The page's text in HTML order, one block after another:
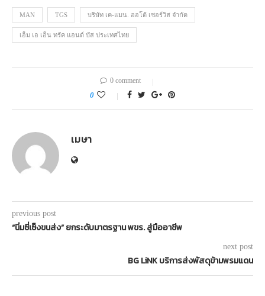
MAN TGS บริษัท เค-แมน. ออโต้ เซอร์วิส จำกัด
เอ็ม เอ เอ็น ทรัค แอนด์ บัส ประเทศไทย
0 comment
0
เมษา
previous post
“นิ่มซี่เซ็งขนส่ง” ยกระดับมาตรฐาน พขร. สู่มืออาชีพ
next post
BG LiNK บริการส่งพัสดุข้ามพรมแดน